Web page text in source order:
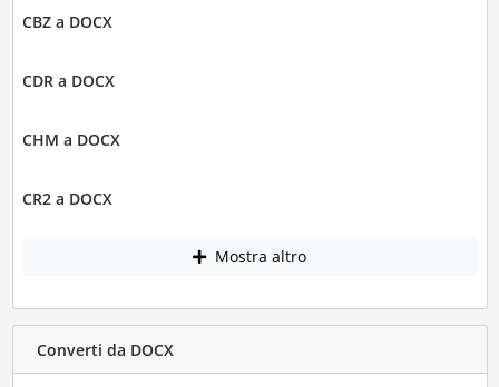
CBZ a DOCX
CDR a DOCX
CHM a DOCX
CR2 a DOCX
Mostra altro
Converti da DOCX